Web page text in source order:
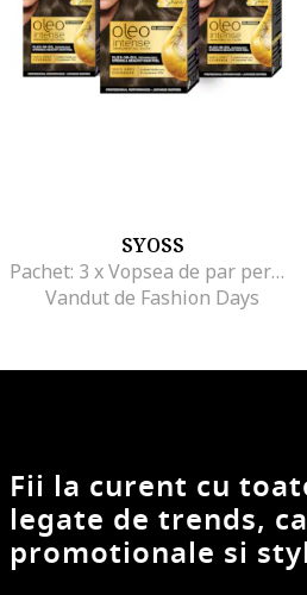
SYOSS
Pachet: 3 x Vopsea de par permanenta fara amoniac Color Oleo Intense, 115 ml, 5-54
Vandut de Fashion Days
Fii la curent cu
legate de trends,
promotionale si